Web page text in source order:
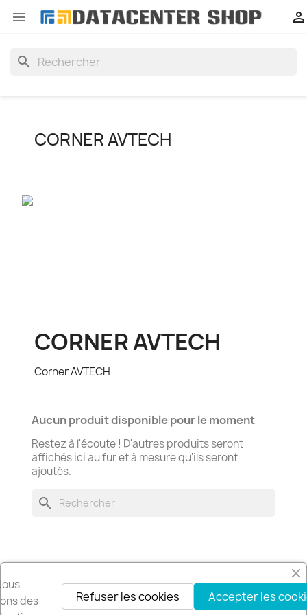
 
search
CORNER AVTECH
CORNER AVTECH
Corner AVTECH
Aucun produit disponible pour le moment
Restez à l'écoute ! D'autres produits seront
affichés ici au fur et à mesure qu'ils seront
ajoutés.
search
Recevez nos offres spéciales
des
Accepter les
Refuser les cookies